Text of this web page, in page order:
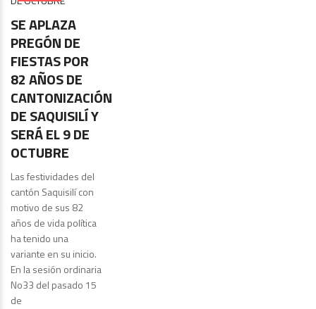
SE APLAZA
PREGÓN DE
FIESTAS POR
82 AÑOS DE
CANTONIZACIÓN
DE SAQUISILÍ Y
SERÁ EL 9 DE
OCTUBRE
Las festividades del
cantón Saquisilí con
motivo de sus 82
años de vida política
ha tenido una
variante en su inicio.
En la sesión ordinaria
No33 del pasado 15
de